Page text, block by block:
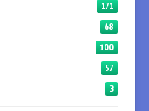
171
68
100
57
3